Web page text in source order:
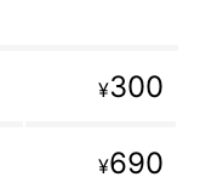
¥300
¥690